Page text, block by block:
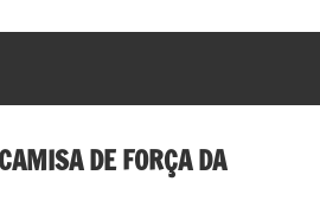
DE FORÇA DA